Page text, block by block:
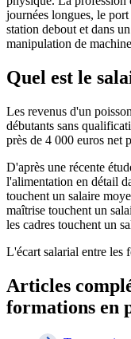
journées longues, le
station debout et dans
manipulation de
Quel est le
Les revenus d'un
débutants sans
près de 4 000 euros net
D'après une récente
l'alimentation en détail
touchent un salaire
maîtrise touchent un
les cadres touchent un
L'écart salarial entre les
Articles
formations en